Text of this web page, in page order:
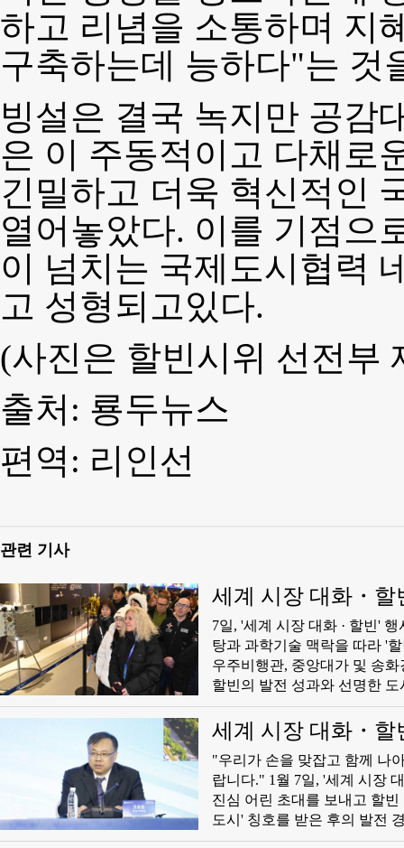
하고 리념을 소통하며 지
구축하는데 능하다"는 것
빙설은 결국 녹지만 공감
은 이 주동적이고 다채로
긴밀하고 더욱 혁신적인
열어놓았다. 이를 기점으
이 넘치는 국제도시협력
고 성형되고있다.
(사진은 할빈시위 선전부
출처: 룡두뉴스
편역: 리인선
관련 기사
세계 시장 대화・
7일, '세계 시장 대화 · 할빈'
탕과 과학기술 맥락을 따라 '
우주비행관, 중앙대가 및 송
할빈의 발전 성과와 선명한
인 할빈공업대학 우주비행관
서 이곳에는 장정1호 운반로
시되여 중국 우주비행사업의
과 중국우주비행' 등 주제전
다. "할빈공업대학의 우주비
적인 융합은 이 도시의 혁신
하오튼이 기자에게 말했다.
세계 시장 대화・
​"우리가 손을 맞잡고 함께 나
랍니다." 1월 7일, '세계 시장
진심 어린 초대를 보내고 할
도시' 칭호를 받은 후의 발전
생을 촉진하는 도시 발전의